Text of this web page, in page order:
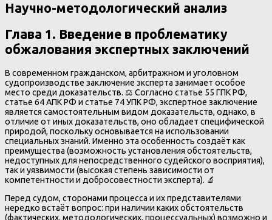
Научно-методологический анализ
Глава 1. Введение в проблематику
обжалования экспертных заключений
В современном гражданском, арбитражном и уголовном
судопроизводстве заключение эксперта занимает особое
место среди доказательств. ⚖️ Согласно статье 55 ГПК РФ,
статье 64 АПК РФ и статье 74 УПК РФ, экспертное заключение
является самостоятельным видом доказательств, однако, в
отличие от иных доказательств, оно обладает специфической
природой, поскольку основывается на использовании
специальных знаний. Именно эта особенность создаёт как
преимущества (возможность установления обстоятельств,
недоступных для непосредственного судейского восприятия),
так и уязвимости (высокая степень зависимости от
компетентности и добросовестности эксперта). 🔬
Перед судом, сторонами процесса и их представителями
нередко встаёт вопрос: при наличии каких обстоятельств
(фактических, методологических, процессуальных) возможно и